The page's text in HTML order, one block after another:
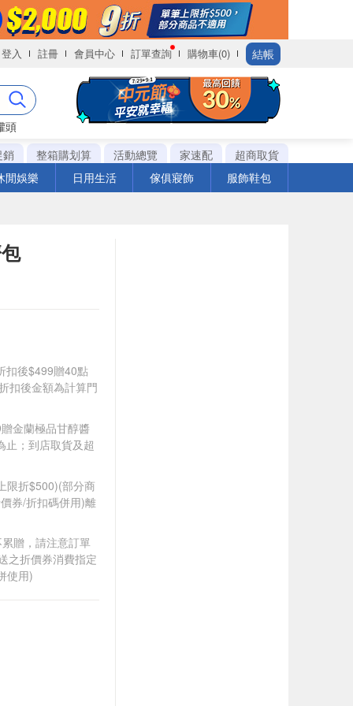
登入 註冊 會員中心 訂單查詢 購物車(0) 結帳
頭
銷
整箱購划算 活動總覽 家速配
超商取貨
閒娛樂
日用生活 傢俱寢飾 服飾鞋包
扣後$499贈40點
扣後金額為計算門
金蘭極品甘醇醬
止；到店取貨及超
限折$500)(部分商
券/折扣碼併用)離
贈，請注意訂單
之折價券消費指定
使用)